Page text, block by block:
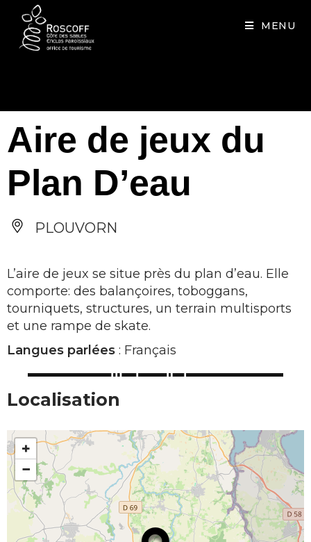
MENU
Aire de jeux du
Plan D’eau
PLOUVORN
L’aire de jeux se situe près du plan d’eau. Elle
comporte: des balançoires, toboggans,
tourniquets, structures, un terrain multisports
et une rampe de skate.
Langues parlées : Français
Localisation
+
−
Cookies management panel